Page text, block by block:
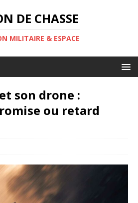
DE CHASSE
MILITAIRE & ESPACE
son drone :
ou retard